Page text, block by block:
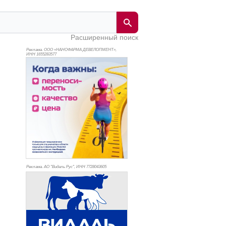
Расширенный поиск
Реклама. ООО «НАНОФАРМА ДЕВЕЛОПМЕНТ»,
ИНН 1655283577
Реклама. АО "Видаль Рус", ИНН 7728043605